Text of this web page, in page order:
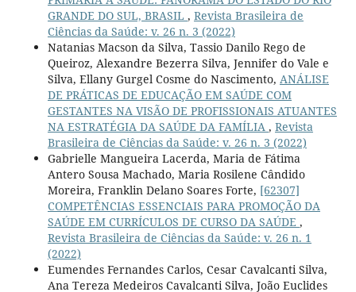
GRANDE DO SUL, BRASIL , Revista Brasileira de
Ciências da Saúde: v. 26 n. 3 (2022)
Natanias Macson da Silva, Tassio Danilo Rego de
Queiroz, Alexandre Bezerra Silva, Jennifer do Vale e
Silva, Ellany Gurgel Cosme do Nascimento, ANÁLISE
DE PRÁTICAS DE EDUCAÇÃO EM SAÚDE COM
GESTANTES NA VISÃO DE PROFISSIONAIS ATUANTES
NA ESTRATÉGIA DA SAÚDE DA FAMÍLIA , Revista
Brasileira de Ciências da Saúde: v. 26 n. 3 (2022)
Gabrielle Mangueira Lacerda, Maria de Fátima
Antero Sousa Machado, Maria Rosilene Cândido
Moreira, Franklin Delano Soares Forte, [62307]
COMPETÊNCIAS ESSENCIAIS PARA PROMOÇÃO DA
SAÚDE EM CURRÍCULOS DE CURSO DA SAÚDE ,
Revista Brasileira de Ciências da Saúde: v. 26 n. 1
(2022)
Eumendes Fernandes Carlos, Cesar Cavalcanti Silva,
Ana Tereza Medeiros Cavalcanti Silva, João Euclides